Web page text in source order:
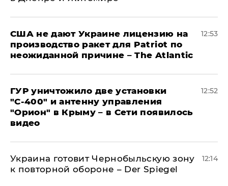
США не дают Украине лицензию на
производство ракет для Patriot по
неожиданной причине – The Atlantic
12:53
ГУР уничтожило две установки
"С‑400" и антенну управления
"Орион" в Крыму – в Сети появилось
видео
12:52
Украина готовит Чернобыльскую зону
к повторной обороне – Der Spiegel
12:14